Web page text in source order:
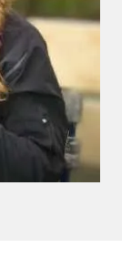
Nürtingen